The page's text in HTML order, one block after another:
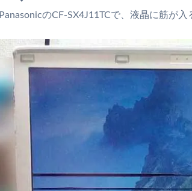
PanasonicのCF-SX4J11TCで、液晶に筋が